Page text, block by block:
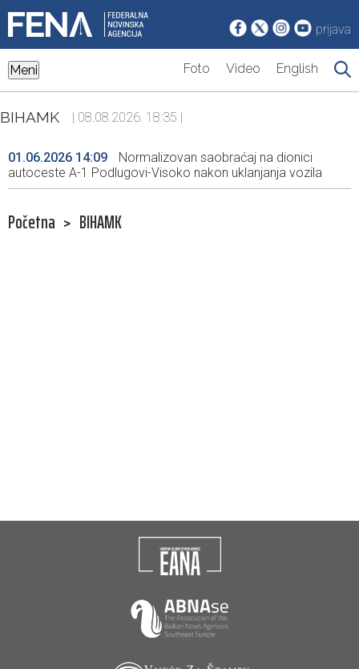
prijava
Meni Foto Video English
BIHAMK | 08.08.2026. 18:35 |
01.06.2026 14:09
Normalizovan saobraćaj na dionici
autoceste A-1 Podlugovi-Visoko nakon uklanjanja vozila
Početna > BIHAMK